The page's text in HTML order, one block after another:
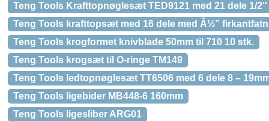
Teng Tools Krafttopnøglesæt TED9121 med 21 dele 1/2″
Teng Tools krafttopsæt med 16 dele med Â½”
Teng Tools krogformet knivblade 50mm til 710 10 stk.
Teng Tools krogsæt til O-ringe TM149
Teng Tools ledtopnøglesæt TT6506 med 6 dele 8 –
Teng Tools ligebider MB448-6 160mm
Teng Tools ligesliber ARG01